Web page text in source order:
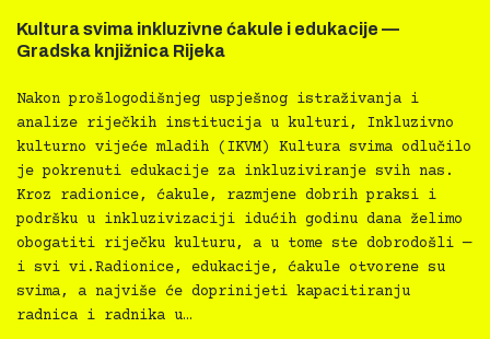
Kultura svima inkluzivne ćakule i edukacije —
Gradska knjižnica Rijeka
Nakon prošlogodišnjeg uspješnog istraživanja i
analize riječkih institucija u kulturi, Inkluzivno
kulturno vijeće mladih (IKVM) Kultura svima odlučilo
je pokrenuti edukacije za inkluziviranje svih nas.
Kroz radionice, ćakule, razmjene dobrih praksi i
podršku u inkluzivizaciji idućih godinu dana želimo
obogatiti riječku kulturu, a u tome ste dobrodošli —
i svi vi.Radionice, edukacije, ćakule otvorene su
svima, a najviše će doprinijeti kapacitiranju
radnica i radnika u…